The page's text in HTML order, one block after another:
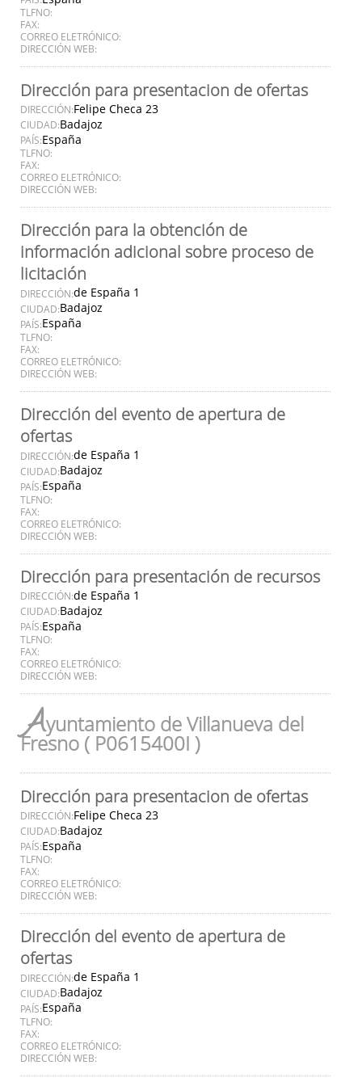
TLFNO:
FAX:
CORREO ELETRÓNICO:
DIRECCIÓN WEB:
Dirección para presentacion de ofertas
DIRECCIÓN:Felipe Checa 23
CIUDAD:Badajoz
PAÍS:España
TLFNO:
FAX:
CORREO ELETRÓNICO:
DIRECCIÓN WEB:
Dirección para la obtención de
información adicional sobre proceso de
licitación
DIRECCIÓN:de España 1
CIUDAD:Badajoz
PAÍS:España
TLFNO:
FAX:
CORREO ELETRÓNICO:
DIRECCIÓN WEB:
Dirección del evento de apertura de
ofertas
DIRECCIÓN:de España 1
CIUDAD:Badajoz
PAÍS:España
TLFNO:
FAX:
CORREO ELETRÓNICO:
DIRECCIÓN WEB:
Dirección para presentación de recursos
DIRECCIÓN:de España 1
CIUDAD:Badajoz
PAÍS:España
TLFNO:
FAX:
CORREO ELETRÓNICO:
DIRECCIÓN WEB:
Ayuntamiento de Villanueva del
Fresno ( P0615400I )
Dirección para presentacion de ofertas
DIRECCIÓN:Felipe Checa 23
CIUDAD:Badajoz
PAÍS:España
TLFNO:
FAX:
CORREO ELETRÓNICO:
DIRECCIÓN WEB:
Dirección del evento de apertura de
ofertas
DIRECCIÓN:de España 1
CIUDAD:Badajoz
PAÍS:España
TLFNO:
FAX:
CORREO ELETRÓNICO:
DIRECCIÓN WEB: